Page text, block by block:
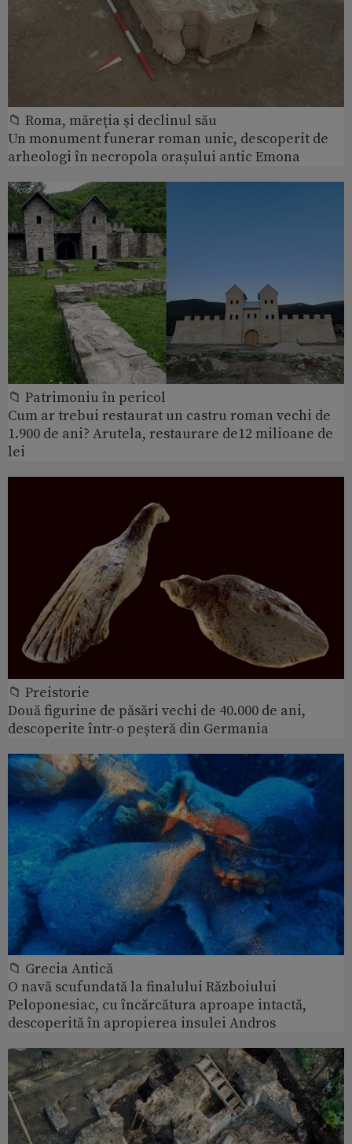
📁 Roma, măreţia şi declinul său
Un monument funerar roman unic, descoperit de
arheologi în necropola orașului antic Emona
📁 Patrimoniu în pericol
Cum ar trebui restaurat un castru roman vechi de
1.900 de ani? Arutela, restaurare de12 milioane de
lei
📁 Preistorie
Două figurine de păsări vechi de 40.000 de ani,
descoperite într-o peșteră din Germania
📁 Grecia Antică
O navă scufundată la finalului Războiului
Peloponesiac, cu încărcătura aproape intactă,
descoperită în apropierea insulei Andros